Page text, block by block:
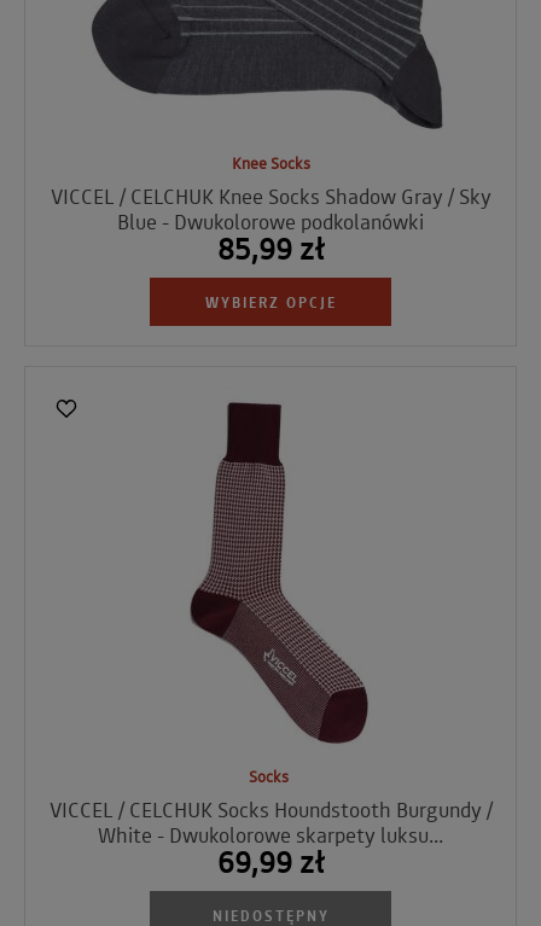
Knee Socks
VICCEL / CELCHUK Knee Socks Shadow Gray / Sky
Blue - Dwukolorowe podkolanówki
85,99 zł
WYBIERZ OPCJE
Socks
VICCEL / CELCHUK Socks Houndstooth Burgundy /
White - Dwukolorowe skarpety luksu...
69,99 zł
NIEDOSTĘPNY